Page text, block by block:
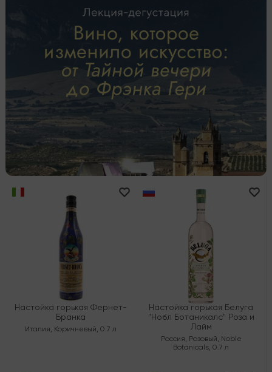
Настойка горькая Фернет-
Бранка
Италия, Коричневый, 0.7 л
Настойка горькая Белуга
"Нобл Ботаникалс" Роза и
Лайм
Россия, Розовый, Noble
Botanicals, 0.7 л